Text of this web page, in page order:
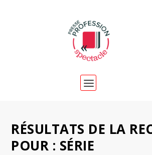
RÉSULTATS DE LA
POUR : SÉRIE